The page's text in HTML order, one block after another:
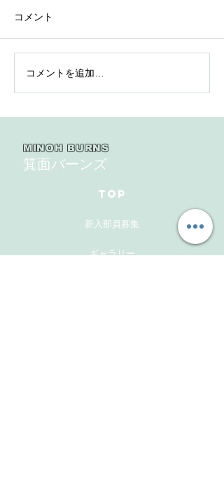
2025年度 Bクラス 関西団
地連盟 第110回中央決勝
コメント
コメントを追加…
MINOH BURNS
箕面バーンズ
TOP
新入部員募集
ギャラリー